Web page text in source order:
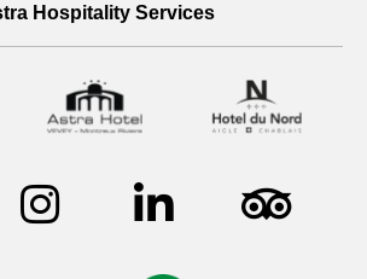
Hospitality Services